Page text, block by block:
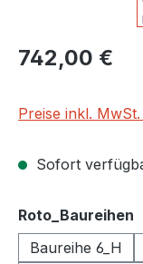
Regulärer Preis:
742,00 €
Preise inkl.
Sofort
Roto_Baureihen
Baureihe 6_H